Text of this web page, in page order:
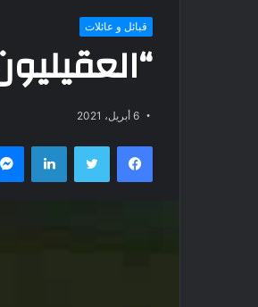
قبائل و عائلات
6 أبريل، 2021
فيسبوك تويتر